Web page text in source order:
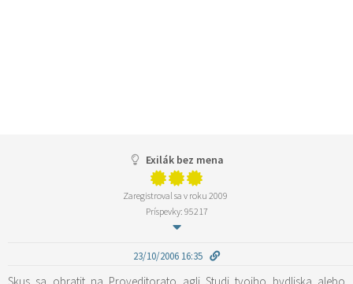
Exilák bez mena
Zaregistroval sa v roku 2009
Príspevky: 95217
23/10/2006 16:35